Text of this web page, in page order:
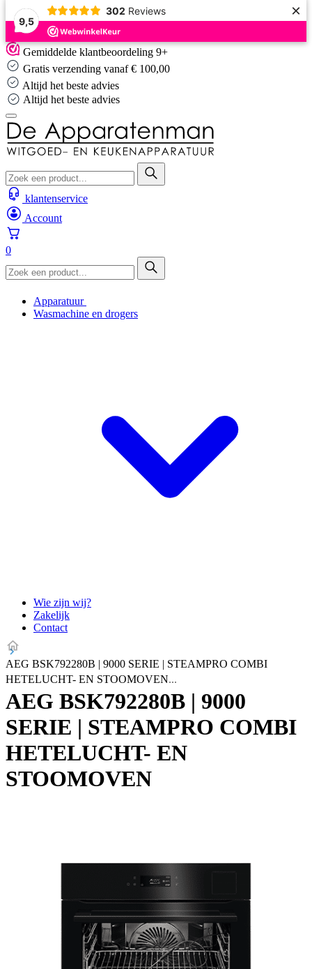
9,5
302 Reviews ×
Skip
to
content
Gemiddelde klantbeoordeling 9+
Gratis verzending vanaf € 100,00
Altijd het beste advies
Altijd het beste advies
klantenservice
Account
0
Apparatuur
Wasmachine en drogers
Wie zijn wij?
Zakelijk
Contact
AEG BSK792280B | 9000 SERIE | STEAMPRO COMBI
HETELUCHT- EN STOOMOVEN
AEG BSK792280B | 9000
SERIE | STEAMPRO COMBI
HETELUCHT- EN
STOOMOVEN